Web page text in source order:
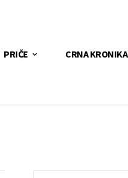
PRIČE CRNA KRONIKA